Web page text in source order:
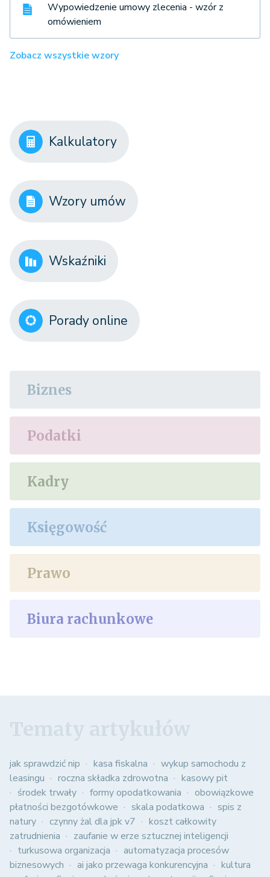
Wypowiedzenie umowy zlecenia - wzór z
omówieniem
Zobacz wszystkie wzory
Kalkulatory
Wzory umów
Wskaźniki
Porady online
Biznes
Podatki
Kadry
Księgowość
Prawo
Biura rachunkowe
jak sprawdzić nip kasa fiskalna
wykup samochodu z
leasingu
roczna składka zdrowotna
kasowy pit
środek trwały
formy opodatkowania
obowiązkowe
płatności bezgotówkowe
skala podatkowa
spis z
natury
czynny żal dla jpk v7
koszt całkowity
zatrudnienia
zaufanie w erze sztucznej inteligencji
turkusowa organizacja
automatyzacja procesów
biznesowych
ai jako przewaga konkurencyjna
kultura